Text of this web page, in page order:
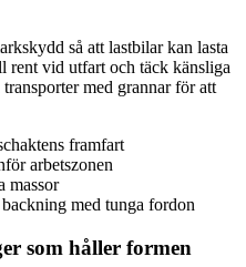
så att lastbilar kan lasta
rent vid utfart och täck känsliga
med grannar för att
framfart
arbetszonen
massor
med tunga fordon
som håller formen